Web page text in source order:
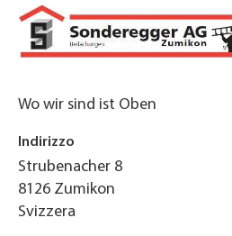
Wo wir sind ist Oben
Indirizzo
Strubenacher 8
8126 Zumikon
Svizzera